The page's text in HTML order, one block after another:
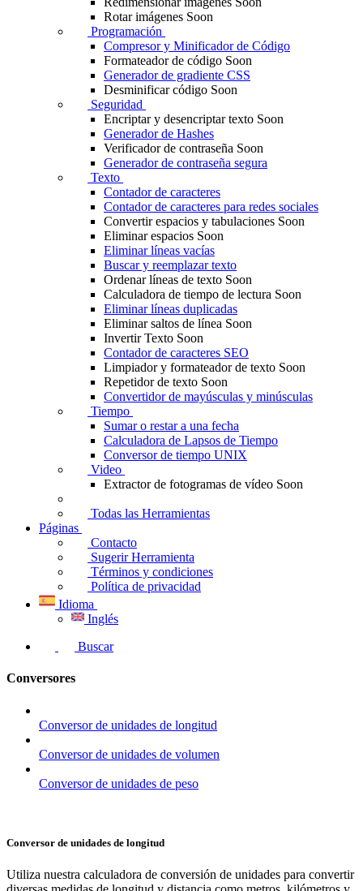
Rotar imágenes Soon
Programación
Compresor y Minificador de Código
Formateador de código Soon
Generador de gradiente CSS
Desminificar código Soon
Seguridad
Encriptar y desencriptar texto Soon
Generador de Hashes
Verificador de contraseña Soon
Generador de contraseña segura
Texto
Contador de caracteres
Contador de caracteres para redes sociales
Convertir espacios y tabulaciones Soon
Eliminar espacios Soon
Eliminar líneas vacías
Buscar y reemplazar texto
Ordenar líneas de texto Soon
Calculadora de tiempo de lectura Soon
Eliminar líneas duplicadas
Eliminar saltos de línea Soon
Invertir Texto Soon
Contador de caracteres SEO
Limpiador y formateador de texto Soon
Repetidor de texto Soon
Convertidor de mayúsculas y minúsculas
Tiempo
Sumar o restar a una fecha
Calculadora de Lapsos de Tiempo
Conversor de tiempo UNIX
Video
Extractor de fotogramas de vídeo Soon
Todas las Herramientas
Páginas
Contacto
Sugerir Herramienta
Términos y condiciones
Política de privacidad
Idioma
Inglés
Buscar
Conversores
Conversor de unidades de longitud
Conversor de unidades de volumen
Conversor de unidades de peso
Conversor de unidades de longitud
Utiliza nuestra calculadora de conversión de unidades para convertir